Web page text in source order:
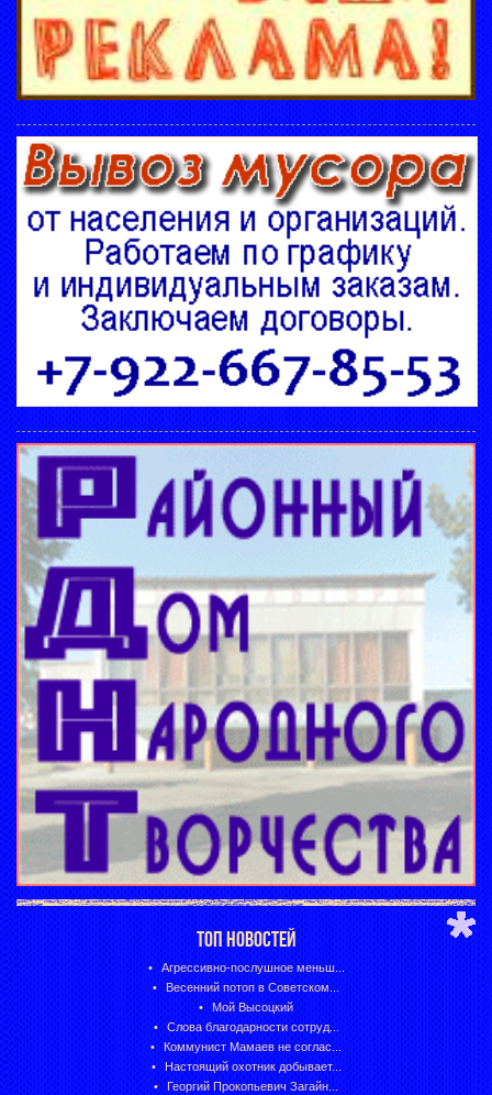
ТОП НОВОСТЕЙ
Агрессивно-послушное меньш...
Весенний потоп в Советском...
Мой Высоцкий
Слова благодарности сотруд...
Коммунист Мамаев не соглас...
Настоящий охотник добывает...
Георгий Прокопьевич Загайн...